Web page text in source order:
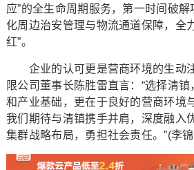
应”的全生命周期服务，第一时间破
化周边治安管理与物流通道保障，全
红”。
企业的认可更是营商环境的生动
限公司董事长陈胜雷直言：“选择清
和产业基础，更在于良好的营商环境
我们期待与清镇携手并肩，深度融入
集群战略布局，勇担社会责任。”(李